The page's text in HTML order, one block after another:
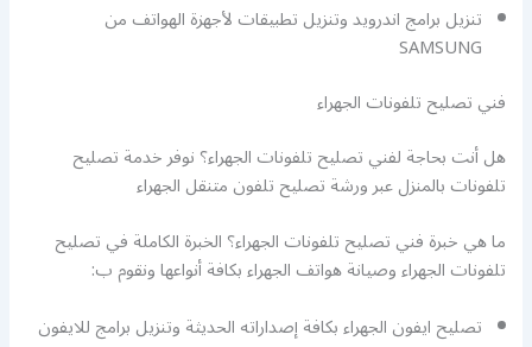
تنزيل برامج اندرويد وتنزيل تطبيقات لأجهزة الهواتف من
SAMSUNG
فني تصليح تلفونات الجهراء
هل أنت بحاجة لفني تصليح تلفونات الجهراء؟ نوفر خدمة تصليح
تلفونات بالمنزل عبر ورشة تصليح تلفون متنقل الجهراء
ما هي خبرة فني تصليح تلفونات الجهراء؟ الخبرة الكاملة في تصليح
تلفونات الجهراء وصيانة هواتف الجهراء بكافة أنواعها ونقوم ب:
تصليح ايفون الجهراء بكافة إصداراته الحديثة وتنزيل برامج للايفون